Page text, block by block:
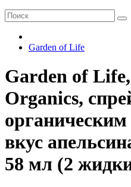
Garden of Life
Garden of
Organics,
вкус
58 мл (2